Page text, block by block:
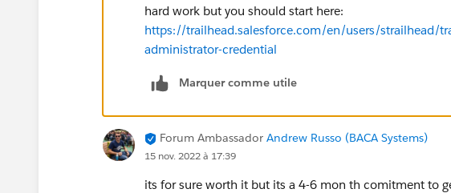
hard work but you should start here:
https://trailhead.salesforce.com/en/users/strailhead/
administrator-credential
Marquer comme utile
Forum Ambassador Andrew Russo (BACA Systems)
15 nov. 2022 à 17:39
its for sure worth it but its a 4-6 mon th comitment to